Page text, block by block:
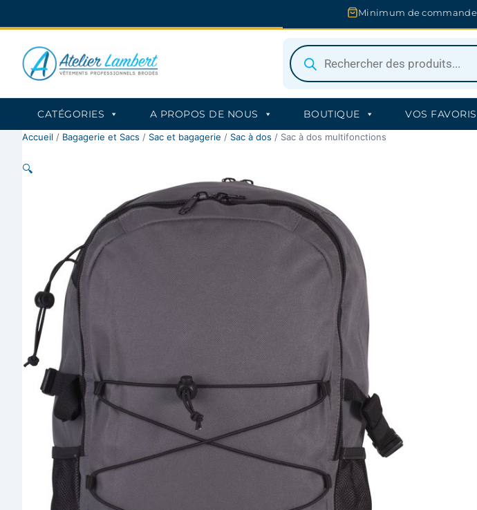
au
Minimum de
Recherche
de
produits
CATÉGORIES A PROPOS DE NOUS BOUTIQUE VOS FAVORIS
Accueil / Bagagerie et Sacs / Sac et bagagerie / Sac à dos / Sac à dos multifonctions
🔍